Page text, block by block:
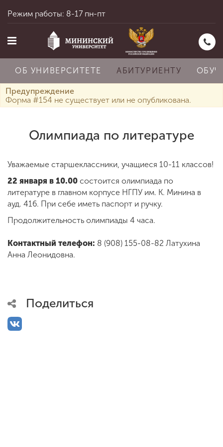
Абитуриенту
Обучение
Наука
деятельность
Режим работы: 8-17 пн-пт
ОБ УНИВЕРСИТЕТЕ АБИТУРИЕНТУ
Предупреждение
Форма #154 не существует или не опубликована.
Олимпиада по литературе
Уважаемые старшеклассники, учащиеся 10-11 классов!
22 января в 10.00 состоится олимпиада по
литературе в главном корпусе НГПУ им. К. Минина в
ауд. 416. При себе иметь паспорт и ручку.
Продолжительность олимпиады 4 часа.
Контактный телефон: 8 (908) 155-08-82 Латухина
Анна Леонидовна.
Поделиться